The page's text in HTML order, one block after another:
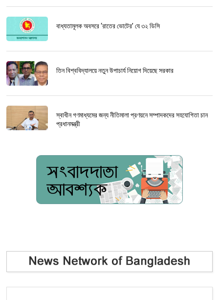
বাধ্যতামূলক অবসরে ‘রাতের ভোটের’ যে ৩২ ডিসি
তিন বিশ্ববিদ্যালয়ে নতুন উপাচার্য নিয়োগ দিয়েছে সরকার
স্বাধীন গণমাধ্যমের জন্য নীতিমালা প্রণয়নে সম্পাদকদের সহযোগিতা চান
প্রধানমন্ত্রী